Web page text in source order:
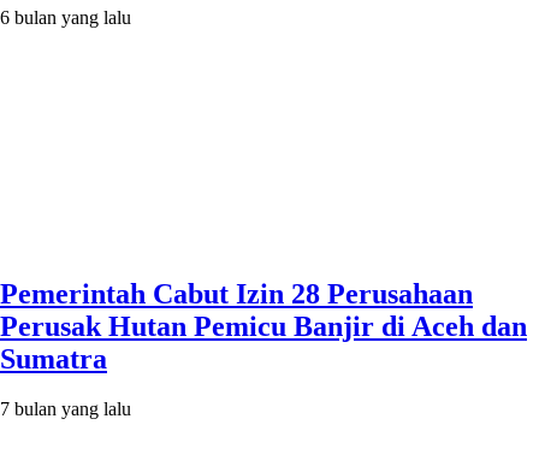
6 bulan yang lalu
Pemerintah Cabut Izin 28 Perusahaan
Perusak Hutan Pemicu Banjir di Aceh dan
Sumatra
7 bulan yang lalu